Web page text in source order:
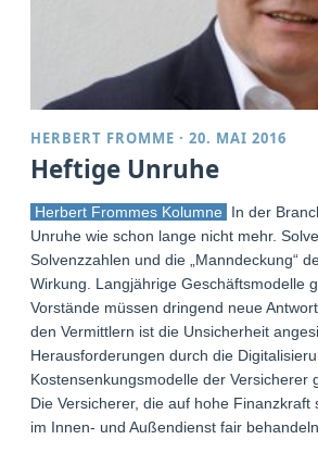
HERBERT FROMME ·20. MAI 2016
Heftige Unruhe
Herbert Frommes Kolumne
In der
Unruhe wie schon lange nicht mehr.
Solvenzzahlen und die „Manndeckung“
Wirkung. Langjährige Geschäftsmodelle
Vorstände müssen dringend neue
den Vermittlern ist die Unsicherheit
Herausforderungen durch die
Kostensenkungsmodelle der Versicherer
Die Versicherer, die auf hohe
im Innen- und Außendienst fair